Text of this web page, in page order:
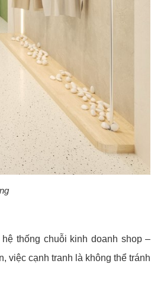
thống chuỗi kinh doanh shop –
việc cạnh tranh là không thể tránh